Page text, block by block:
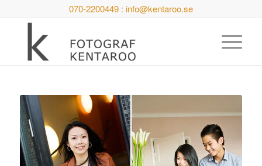
070-2200449 : info@kentaroo.se